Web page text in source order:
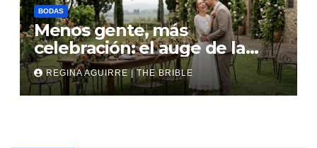
BODAS
Menos gente, más
celebración: el auge de la
micro boda
REGINA AGUIRRE | THE BRIBLE